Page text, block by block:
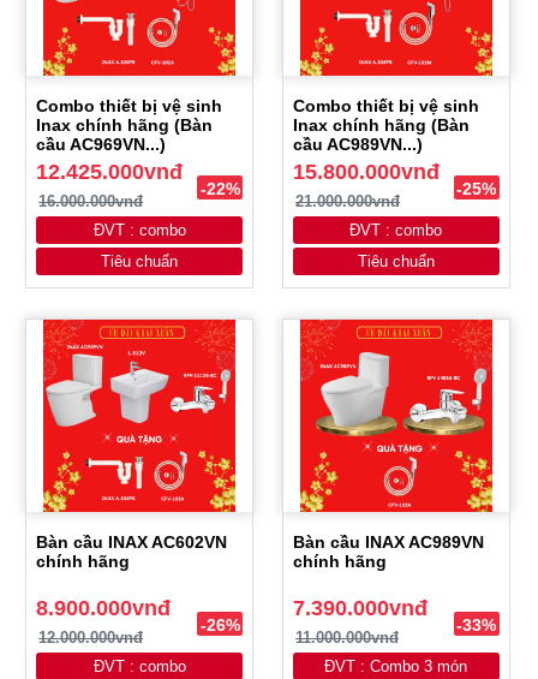
Combo thiết bị vệ sinh
Inax chính hãng (Bàn
cầu AC969VN...)
12.425.000vnđ
16.000.000vnđ
-22%
ĐVT : combo
Tiêu chuẩn
Combo thiết bị vệ sinh
Inax chính hãng (Bàn
cầu AC989VN...)
15.800.000vnđ
21.000.000vnđ
-25%
ĐVT : combo
Tiêu chuẩn
Bàn cầu INAX AC602VN
chính hãng
8.900.000vnđ
12.000.000vnđ
-26%
ĐVT : combo
Bàn cầu INAX AC989VN
chính hãng
7.390.000vnđ
11.000.000vnđ
-33%
ĐVT : Combo 3 món